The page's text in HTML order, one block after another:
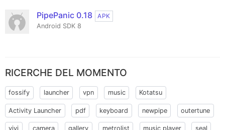
PipePanic 0.18
APK
Android SDK 8
RICERCHE DEL MOMENTO
fossify launcher vpn music Kotatsu
Activity Launcher pdf keyboard newpipe outertune
vivi camera gallery metrolist music player seal